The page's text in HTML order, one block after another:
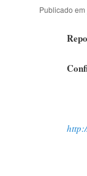
Publicado em